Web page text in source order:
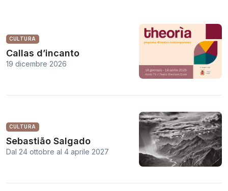
CULTURA
Callas d’incanto
19 dicembre 2026
CULTURA
Sebastião Salgado
Dal 24 ottobre al 4 aprile 2027